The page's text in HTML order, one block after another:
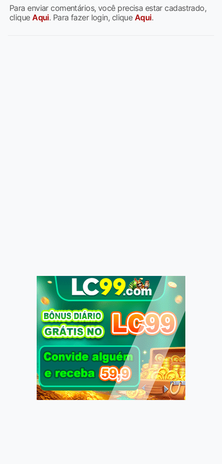
Para enviar comentários, você precisa estar cadastrado,
cliqueAqui. Para fazer login, clique Aqui.